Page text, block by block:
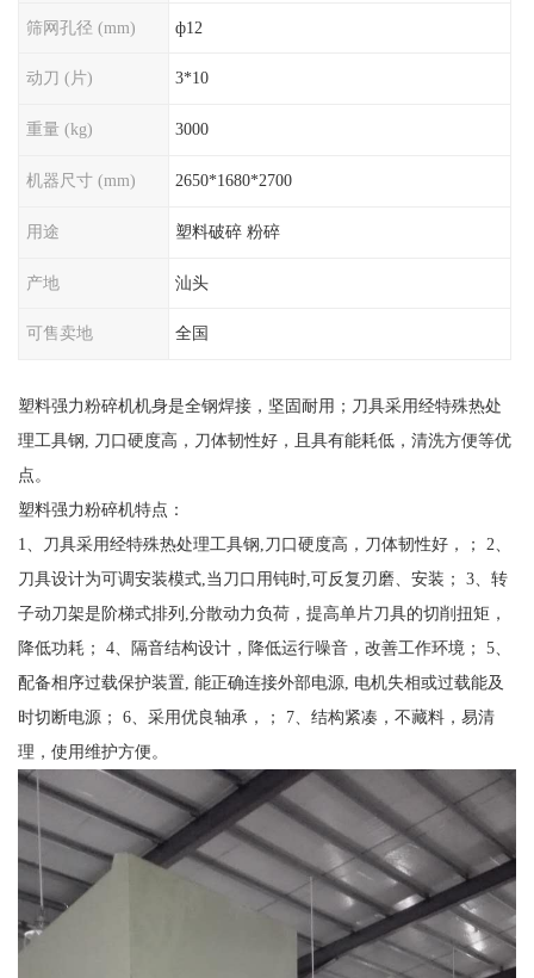
筛网孔径 (mm) ф12
动刀 (片) 3*10
重量 (kg) 3000
机器尺寸 (mm) 2650*1680*2700
用途 塑料破碎 粉碎
产地 汕头
可售卖地 全国
塑料强力粉碎机机身是全钢焊接，坚固耐用；刀具采用经特殊热处
理工具钢, 刀口硬度高，刀体韧性好，且具有能耗低，清洗方便等优
点。
塑料强力粉碎机特点：
1、刀具采用经特殊热处理工具钢,刀口硬度高，刀体韧性好，； 2、
刀具设计为可调安装模式,当刀口用钝时,可反复刃磨、安装； 3、转
子动刀架是阶梯式排列,分散动力负荷，提高单片刀具的切削扭矩，
降低功耗； 4、隔音结构设计，降低运行噪音，改善工作环境； 5、
配备相序过载保护装置, 能正确连接外部电源, 电机失相或过载能及
时切断电源； 6、采用优良轴承，； 7、结构紧凑，不藏料，易清
理，使用维护方便。